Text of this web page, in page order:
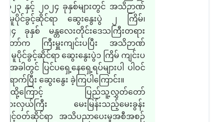
၂၀၂၃ နှင့် ၂၀၂၄ ခုနှစ်များတွင် အသိဉာဏ်
ည်းမူပိုင်ခွင့်ဆိုင်ရာ ဆွေးနွေးပွဲ ၂ ကြိမ်၊
၄ ခုနှစ် မန္တလေးတိုင်းဒေသကြီးတရား
ော်က ကြီးမှူးကျင်းပပြီး အသိဉာဏ်
း မူပိုင်ခွင့်ဆိုင်ရာ ဆွေးနွေးပွဲ၁ ကြိမ် ကျင်းပ
အခါတွင် ပြင်ပရှေ့နေရှေ့ရပ်များပါ ပါဝင်
ာက်ပြီး ဆွေးနွေး ခဲ့ကြပါကြောင်း။
ထို့ကြောင့် ပြည်သူ့လွှတ်တော်
ားလှယ်ကြီး မေးမြန်းသည့်မေးခွန်း
ျင့်ဝတ်ဆိုင်ရာ အသိပညာပေးမှုအစီအစဉ်